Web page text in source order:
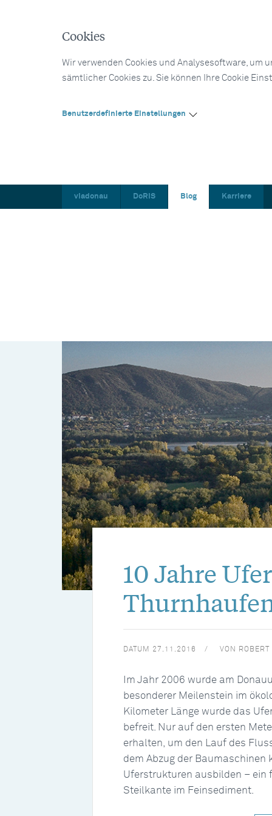
Cookies
Wir verwenden Cookies und Analysesoftware,
sämtlicher Cookies zu. Sie können Ihre Cookie
Benutzerdefinierte Einstellungen
viadonau DoRIS Blog Karriere
10 Jahre
DATUM 27.11.2016 VON ROBERT
Im Jahr 2006 wurde am
besonderer Meilenstein im
Kilometer Länge wurde das
befreit. Nur auf den ersten
erhalten, um den Lauf des
dem Abzug der
Uferstrukturen ausbilden – ein
Steilkante im Feinsediment.